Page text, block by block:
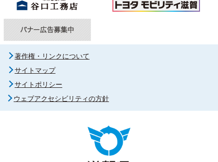
著作権・リンクについて
サイトマップ
サイトポリシー
ウェブアクセシビリティの方針